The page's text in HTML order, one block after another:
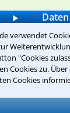
verwendet
"Cookies
Cookies zu.
Cookies